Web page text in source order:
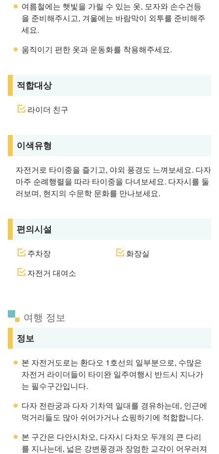
여름철에는 햇빛을 가릴 수 있는 옷, 모자와 손수건등
을 준비해주시고, 겨울에는 바람막이 외투를 준비해주
세요.
움직이기 편한 옷과 운동화를 착용해주세요.
적합대상
라이더 친구
이색유형
자전거로 타이중을 즐기고, 야외 풍경도 느껴보세요. 다자
마주 순례행렬을 따라 타이중을 다녀보세요. 다자시를 둘
러보며, 현지의 수문학 문화를 만나보세요.
편의시설
주차장
화장실
자전거 대여소
여행 정보
정보
본 자전거도로는 환다오 1호선의 일부분으로, 수많은
자전거 라이더들이 타이완 일주여행시 반드시 지나가
는 필수구간입니다.
다자 전란궁과 다자 기차역 일대를 경유하는데, 인근에
먹거리들도 많아 쉬어가거나 쇼핑하기에 적합합니다.
본 구간은 다안시차오, 다자시 다차오 두개의 큰 다리
를 지나는데, 넓은 강변풍경과 장엄한 교각이 어우러져